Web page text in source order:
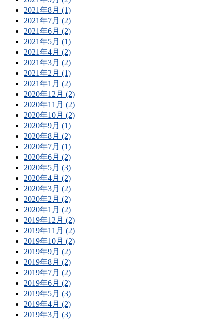
2021年8月 (1)
2021年7月 (2)
2021年6月 (2)
2021年5月 (1)
2021年4月 (2)
2021年3月 (2)
2021年2月 (1)
2021年1月 (2)
2020年12月 (2)
2020年11月 (2)
2020年10月 (2)
2020年9月 (1)
2020年8月 (2)
2020年7月 (1)
2020年6月 (2)
2020年5月 (3)
2020年4月 (2)
2020年3月 (2)
2020年2月 (2)
2020年1月 (2)
2019年12月 (2)
2019年11月 (2)
2019年10月 (2)
2019年9月 (2)
2019年8月 (2)
2019年7月 (2)
2019年6月 (2)
2019年5月 (3)
2019年4月 (2)
2019年3月 (3)